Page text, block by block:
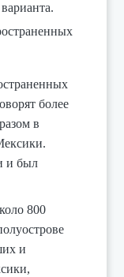
более
в
и был
800
и